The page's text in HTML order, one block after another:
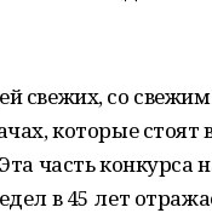
свежих, со
которые стоят
часть конкурса
в 45 лет